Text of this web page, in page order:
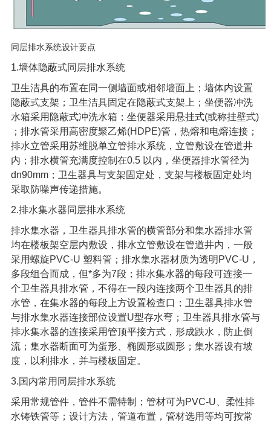
同层排水系统设计要点
1.墙体隐蔽式同层排水系统
卫生洁具的布置在同一侧墙面或相邻墙面上；墙体内设置
隐蔽式支架；卫生洁具固定在隐蔽式支架上；坐便器冲洗
水箱采用隐蔽式冲洗水箱；坐便器采用悬挂式(或称挂壁式)
；排水管采用高密度聚乙烯(HDPE)管，热熔和电熔连接；
排水立管采用苏维脱单立管排水系统，立管敷设在管道井
内；排水横管充满度控制在0.5 以内，坐便器排水管径为
dn90mm；卫生器具与支架固定处，支架与楼板固定处均
采取防噪声传递措施。
2.排水集水器同层排水系统
排水集水器，卫生器具排水管的横管部分和集水器排水管
均在楼板架空层内敷设，排水立管敷设在管道井内，一般
采用螺旋PVC-U 塑料管；排水集水器材质为透明PVC-U，
多段组合而成，但*多为7段；排水集水器的每段可连接一
个卫生器具排水管，不得在一段内连接两个卫生器具的排
水管，在集水器的每段上方设置检查口；卫生器具排水管
与排水集水器连接部位设置U型存水弯；卫生器具排水管与
排水集水器的连接采用管顶平接方式，形成跌水，防止倒
流；集水器断面可为蛋形、椭圆形或圆形；集水器设有坡
度，以利排水，并与楼板固定。
3.国内常用同层排水系统
采用常规管件，管件不需特制；管材可为PVC-U、柔性排
水铸铁管等；设计方法，管道布置，管材选用等均可按常